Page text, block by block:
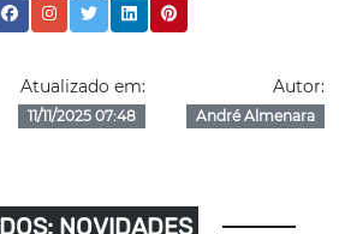
Atualizado em:
11/11/2025 07:48
Autor:
André Almenara
NOVIDADES